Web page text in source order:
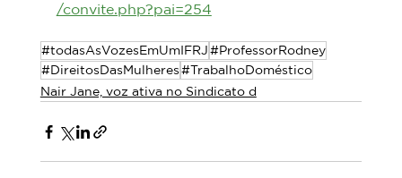
/convite.php?pai=254
#todasAsVozesEmUmIFRJ#ProfessorRodney
#DireitosDasMulheres#TrabalhoDoméstico
Nair Jane, voz ativa no Sindicato d